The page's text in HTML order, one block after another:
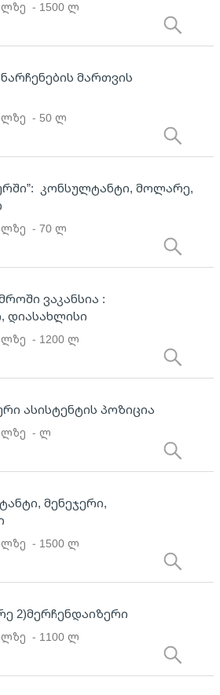
- 1500 ლ
მართვის
- 50 ლ
კონსულტანტი, მოლარე,
- 70 ლ
ვაკანსია :
დიასახლისი
- 1200 ლ
ასისტენტის პოზიცია
- ლ
მენეჯერი,
- 1500 ლ
2)მერჩენდაიზერი
- 1100 ლ